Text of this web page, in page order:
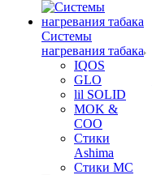
Системы
нагревания табака
IQOS
GLO
lil SOLID
MOK &
COO
Стики
Ashima
Стики MC